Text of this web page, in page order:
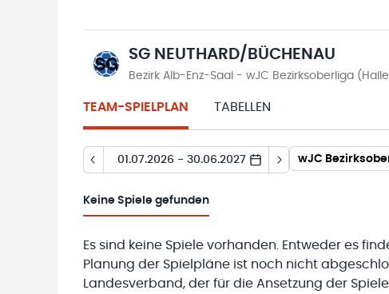
SG NEUTHARD/BÜCHENAU
Bezirk Alb-Enz-Saal - wJC Bezirksoberliga
TEAM-SPIELPLAN TABELLEN
01.07.2026 - 30.06.2027 wJC
Keine Spiele gefunden
Es sind keine Spiele vorhanden. Entweder es
Planung der Spielpläne ist noch nicht
Landesverband, der für die Ansetzung der